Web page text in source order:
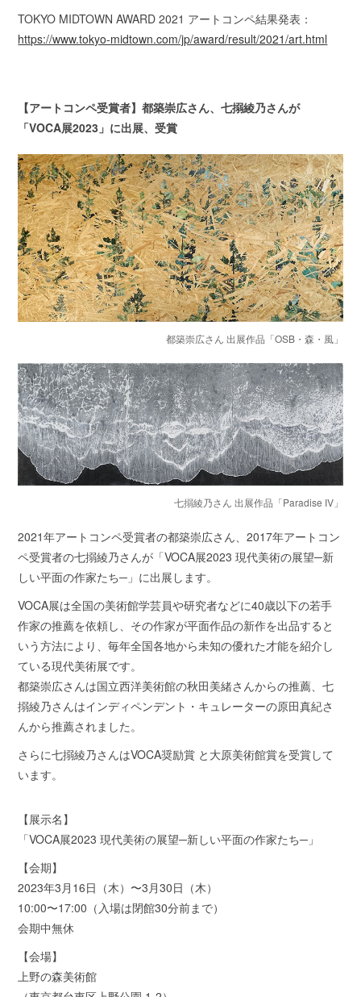
TOKYO MIDTOWN AWARD 2021 アートコンペ結果発表：
https://www.tokyo-midtown.com/jp/award/result/2021/art.html
【アートコンペ受賞者】都築崇広さん、七搦綾乃さんが
「VOCA展2023」に出展、受賞
都築崇広さん 出展作品「OSB・森・風」
七搦綾乃さん 出展作品「Paradise IV」
2021年アートコンペ受賞者の都築崇広さん、2017年アートコン
ペ受賞者の七搦綾乃さんが「VOCA展2023 現代美術の展望─新
しい平面の作家たち─」に出展します。
VOCA展は全国の美術館学芸員や研究者などに40歳以下の若手
作家の推薦を依頼し、その作家が平面作品の新作を出品すると
いう方法により、毎年全国各地から未知の優れた才能を紹介し
ている現代美術展です。
都築崇広さんは国立西洋美術館の秋田美緒さんからの推薦、七
搦綾乃さんはインディペンデント・キュレーターの原田真紀さ
んから推薦されました。
さらに七搦綾乃さんはVOCA奨励賞 と大原美術館賞を受賞して
います。
【展示名】
「VOCA展2023 現代美術の展望─新しい平面の作家たち─」
【会期】
2023年3月16日（木）〜3月30日（木）
10:00〜17:00（入場は閉館30分前まで）
会期中無休
【会場】
上野の森美術館